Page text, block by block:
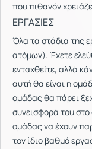
που πιθανόν
ΕΡΓΑΣΙΕΣ
Όλα τα στάδια της
ατόμων). Έχετε
ενταχθείτε, αλλά
αυτή θα είναι η
ομάδας θα πάρει
συνεισφορά του στο
ομάδας να έχουν
τον ίδιο βαθμό